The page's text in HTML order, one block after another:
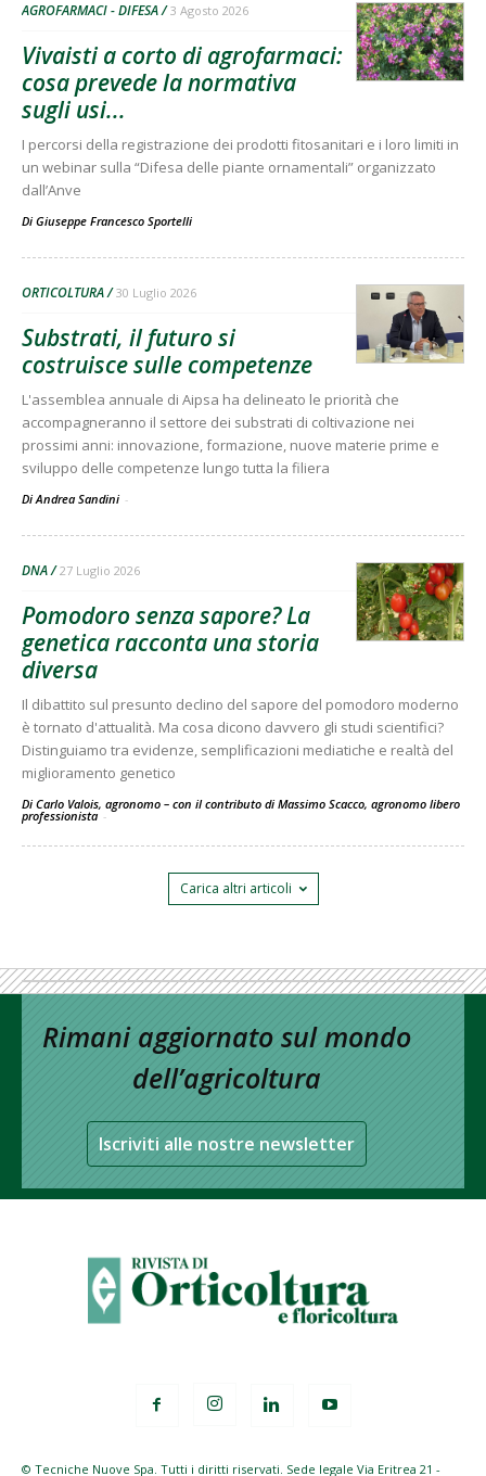
AGROFARMACI - DIFESA 3 Agosto 2026
Vivaisti a corto di agrofarmaci:
cosa prevede la normativa
sugli usi...
I percorsi della registrazione dei prodotti fitosanitari e i loro limiti in
un webinar sulla “Difesa delle piante ornamentali” organizzato
dall’Anve
Di Giuseppe Francesco Sportelli
ORTICOLTURA 30 Luglio 2026
Substrati, il futuro si
costruisce sulle competenze
L'assemblea annuale di Aipsa ha delineato le priorità che
accompagneranno il settore dei substrati di coltivazione nei
prossimi anni: innovazione, formazione, nuove materie prime e
sviluppo delle competenze lungo tutta la filiera
Di Andrea Sandini -
DNA 27 Luglio 2026
Pomodoro senza sapore? La
genetica racconta una storia
diversa
Il dibattito sul presunto declino del sapore del pomodoro moderno
è tornato d'attualità. Ma cosa dicono davvero gli studi scientifici?
Distinguiamo tra evidenze, semplificazioni mediatiche e realtà del
miglioramento genetico
Di Carlo Valois, agronomo – con il contributo di Massimo Scacco, agronomo libero
professionista -
Carica altri articoli
Rimani aggiornato sul mondo
dell’agricoltura
Iscriviti alle nostre newsletter
© Tecniche Nuove Spa. Tutti i diritti riservati. Sede legale Via Eritrea 21 -